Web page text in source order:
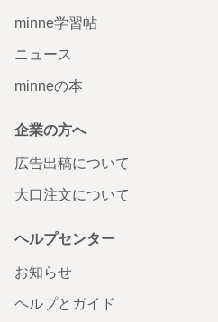
minne学習帖
ニュース
minneの本
企業の方へ
広告出稿について
大口注文について
ヘルプセンター
お知らせ
ヘルプとガイド